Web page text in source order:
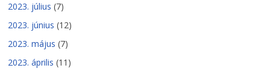
2023. július (7)
2023. június (12)
2023. május (7)
2023. április (11)